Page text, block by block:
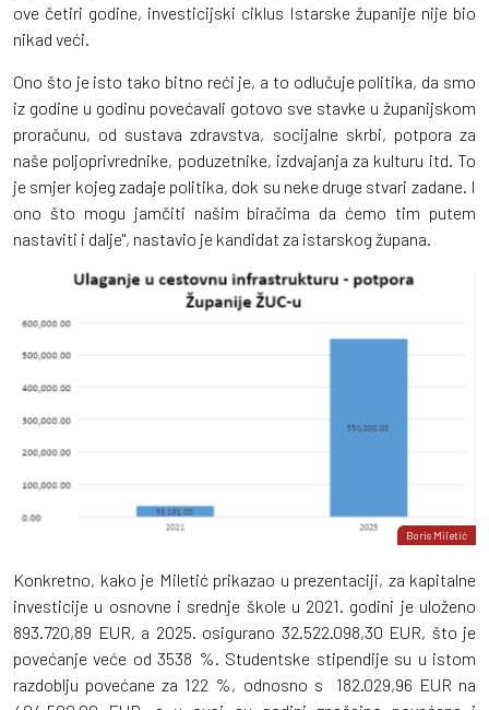
ove četiri godine, investicijski ciklus Istarske županije nije bio
nikad veći.
Ono što je isto tako bitno reći je, a to odlučuje politika, da smo
iz godine u godinu povećavali gotovo sve stavke u županijskom
proračunu, od sustava zdravstva, socijalne skrbi, potpora za
naše poljoprivrednike, poduzetnike, izdvajanja za kulturu itd. To
je smjer kojeg zadaje politika, dok su neke druge stvari zadane. I
ono što mogu jamčiti našim biračima da ćemo tim putem
nastaviti i dalje", nastavio je kandidat za istarskog župana.
Boris Miletić
Konkretno, kako je Miletić prikazao u prezentaciji, za kapitalne
investicije u osnovne i srednje škole u 2021. godini je uloženo
893.720,89 EUR, a 2025. osigurano 32.522.098,30 EUR, što je
povećanje veće od 3538 %. Studentske stipendije su u istom
razdoblju povećane za 122 %, odnosno s 182.029,96 EUR na